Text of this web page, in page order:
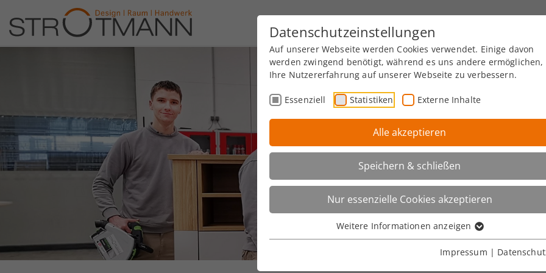
Datenschutzeinstellungen
Auf unserer Webseite werden Cookies verwendet. Einige davon
werden zwingend benötigt, während es uns andere ermöglichen,
Ihre Nutzererfahrung auf unserer Webseite zu verbessern.
Essenziell Statistiken Externe Inhalte
Alle akzeptieren
Speichern & schließen
Nur essenzielle Cookies akzeptieren
Weitere Informationen anzeigen
Impressum |